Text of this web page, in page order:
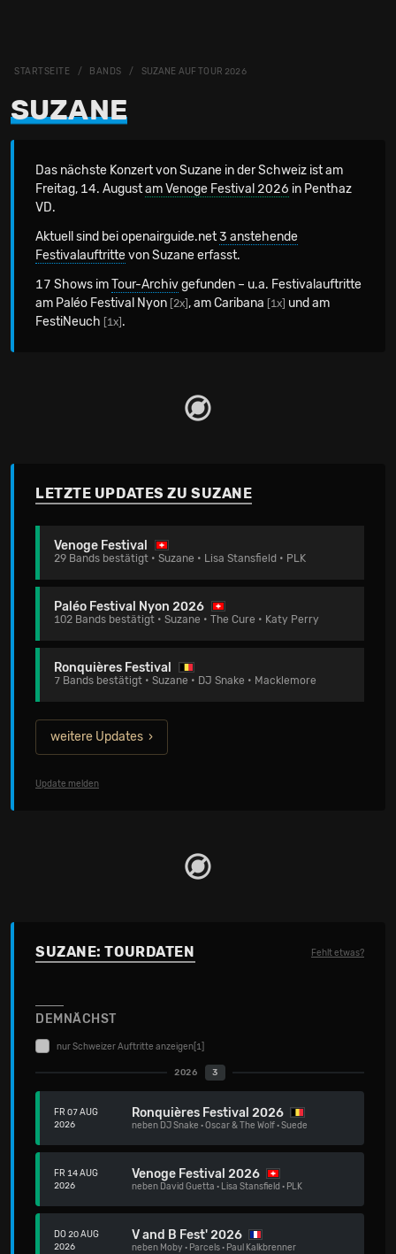
STARTSEITE BANDS SUZANE AUF TOUR 2026
SUZANE
Das nächste Konzert von Suzane in der Schweiz ist am
Freitag, 14. Augustam Venoge Festival 2026 in Penthaz
VD.
Aktuell sind bei openairguide.net3 anstehende
Festivalauftrittevon Suzane erfasst.
17 Shows imTour-Archivgefunden – u.a. Festivalauftritte
am Paléo Festival Nyon [2x] , am Caribana [1x] und am
FestiNeuch
[1x] .
LETZTE UPDATES ZU SUZANE
Venoge Festival
29 Bands bestätigt • Suzane • Lisa Stansfield • PLK
Paléo Festival Nyon 2026
102 Bands bestätigt • Suzane • The Cure • Katy Perry
Ronquières Festival
7 Bands bestätigt • Suzane • DJ Snake • Macklemore
weitere Updates
Update melden
SUZANE: TOURDATEN Fehlt etwas?
DEMNÄCHST
nur Schweizer Auftritte anzeigen [1]
2026 3
FR 07 AUG
2026
Ronquières Festival 2026
neben DJ Snake ·Oscar & The Wolf·Suede
FR 14 AUG
2026
Venoge Festival 2026
neben David Guetta · Lisa Stansfield · PLK
DO 20 AUG
2026
V and B Fest' 2026
neben Moby · Parcels· Paul Kalkbrenner